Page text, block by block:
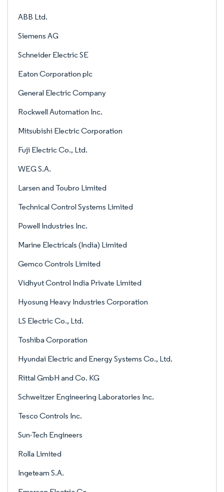
ABB Ltd.
Siemens AG
Schneider Electric SE
Eaton Corporation plc
General Electric Company
Rockwell Automation Inc.
Mitsubishi Electric Corporation
Fuji Electric Co., Ltd.
WEG S.A.
Larsen and Toubro Limited
Technical Control Systems Limited
Powell Industries Inc.
Marine Electricals (India) Limited
Gemco Controls Limited
Vidhyut Control India Private Limited
Hyosung Heavy Industries Corporation
LS Electric Co., Ltd.
Toshiba Corporation
Hyundai Electric and Energy Systems Co., Ltd.
Rittal GmbH and Co. KG
Schweitzer Engineering Laboratories Inc.
Tesco Controls Inc.
Sun-Tech Engineers
Rolla Limited
Ingeteam S.A.